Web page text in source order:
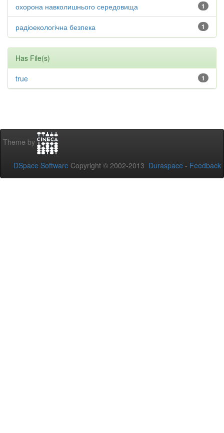
1
охорона навколишнього середовища
1
радіоекологічна безпека
Has File(s)
1
true
Theme by
DSpace Software Copyright © 2002-2013 Duraspace - Feedback